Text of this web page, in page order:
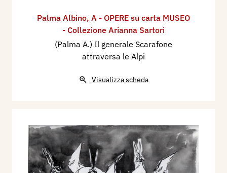
Palma Albino, A - OPERE su carta MUSEO
- Collezione Arianna Sartori
(Palma A.) Il generale Scarafone
attraversa le Alpi
Visualizza scheda